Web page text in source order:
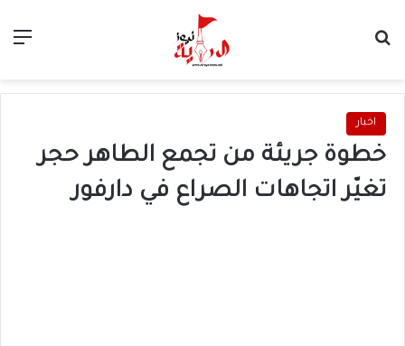
اخبار
خطوة جريئة من تجمع الطاهر حجر
تغيّر اتجاهات الصراع في دارفور